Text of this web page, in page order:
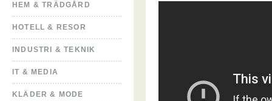
HEM & TRÄDGÅRD
HOTELL & RESOR
INDUSTRI & TEKNIK
IT & MEDIA
KLÄDER & MODE